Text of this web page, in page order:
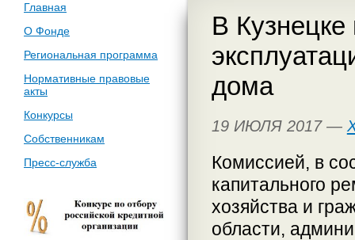
Главная
О Фонде
Региональная программа
Нормативные правовые
акты
Конкурсы
Собственникам
Пресс-служба
В
дома
19 ИЮЛЯ 2017 —
Комиссией, в
капитального
хозяйства и
области,